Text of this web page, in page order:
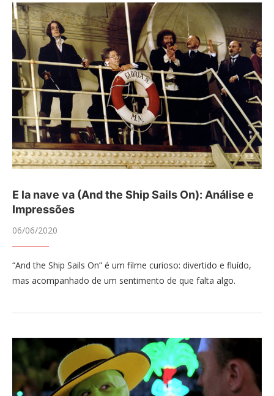
E la nave va (And the Ship Sails On): Análise e
Impressões
06/06/2020
“And the Ship Sails On” é um filme curioso: divertido e fluído,
mas acompanhado de um sentimento de que falta algo.